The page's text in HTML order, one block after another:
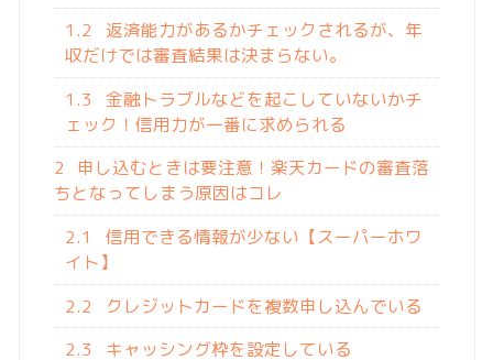
1.2
返済能力があるかチェックされるが、年
収だけでは審査結果は決まらない。
1.3
金融トラブルなどを起こしていないかチ
ェック！信用力が一番に求められる
2
申し込むときは要注意！楽天カードの審査落
ちとなってしまう原因はコレ
2.1
信用できる情報が少ない【スーパーホワ
イト】
2.2
クレジットカードを複数申し込んでいる
2.3
キャッシング枠を設定している